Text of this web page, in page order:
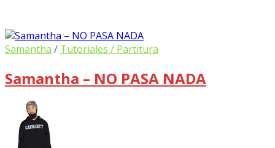
Samantha / Tutoriales / Partitura
Samantha – NO PASA NADA